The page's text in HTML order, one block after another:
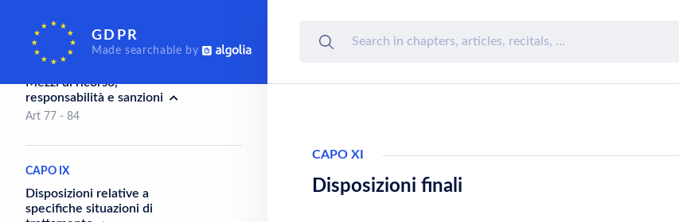
GDPR
Made searchable by
CAPO VIII
Mezzi di ricorso,
responsabilità e sanzioni
Art 77 - 84
CAPO IX
Disposizioni relative a
specifiche situazioni di
CAPO XI
Disposizioni finali